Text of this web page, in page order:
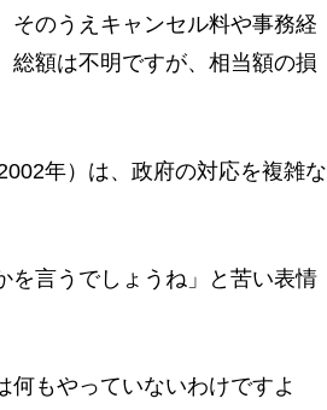
そのうえキャンセル料や事務経
総額は不明ですが、相当額の損
年）は、政府の対応を複雑な
を言うでしょうね」と苦い表情
何もやっていないわけですよ